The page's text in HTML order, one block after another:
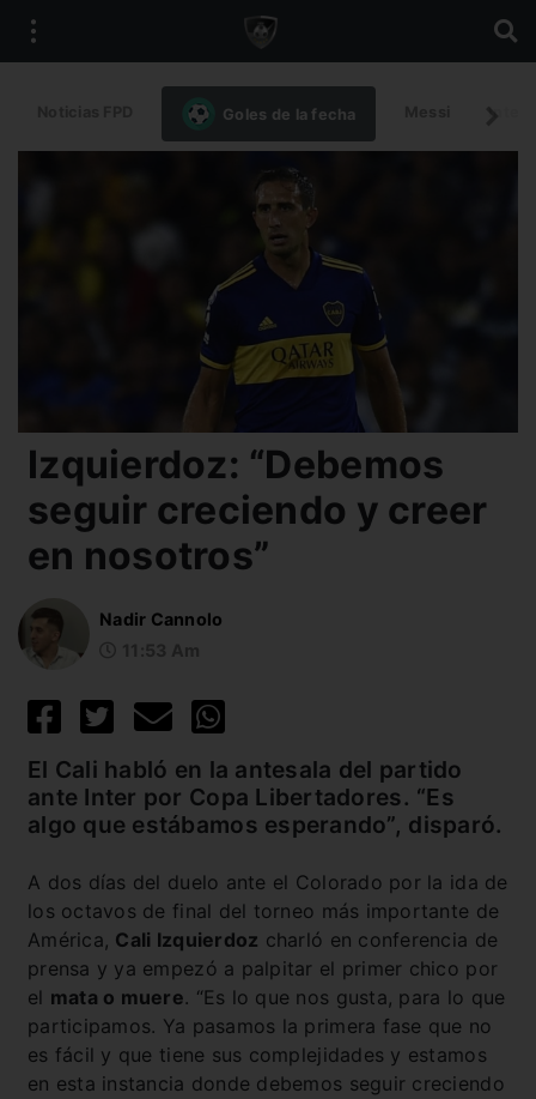
Goles de la fecha
Izquierdoz: “Debemos
seguir creciendo y creer
en nosotros”
Nadir Cannolo
El Cali habló en la antesala del partido
ante Inter por Copa Libertadores. “Es
algo que estábamos esperando”, disparó.
A dos días del duelo ante el Colorado por la ida de
los octavos de final del torneo más importante de
América, Cali Izquierdoz charló en conferencia de
prensa y ya empezó a palpitar el primer chico por
el mata o muere. “Es lo que nos gusta, para lo que
participamos. Ya pasamos la primera fase que no
es fácil y que tiene sus complejidades y estamos
en esta instancia donde debemos seguir creciendo